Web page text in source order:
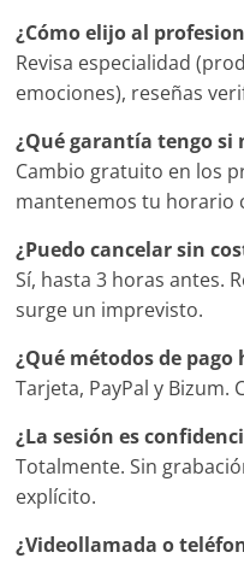
¿Cómo elijo al
Revisa especialidad
emociones), reseñas
¿Qué garantía tengo si
Cambio gratuito en los
mantenemos tu horario
¿Puedo cancelar sin
Sí, hasta 3 horas antes.
surge un imprevisto.
¿Qué métodos de pago
Tarjeta, PayPal y
¿La sesión es
Totalmente. Sin
explícito.
¿Videollamada o